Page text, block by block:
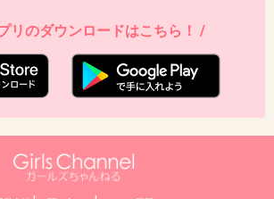
谷友香に見えた！(°_°)
+14
ま女優やってたらすぐに消える
リのダウンロードはこちら！ /